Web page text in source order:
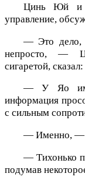
Цинь Юй и
управление,
— Это дело,
непросто, —
сигаретой, сказал:
— У Яо
информация
с сильным
— Именно, —
— Тихонько
подумав